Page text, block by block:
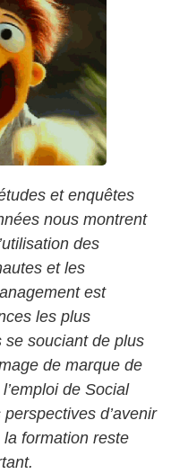
et enquêtes
nous montrent
des
et les
est
les plus
se souciant de plus
de marque de
de Social
d’avenir
formation reste